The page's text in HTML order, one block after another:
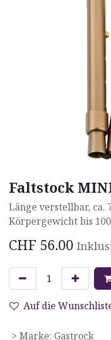
Faltstock
Länge verstellbar, ca.
Körpergewicht bis
CHF 56.00
Auf die
> Marke: Gastrock